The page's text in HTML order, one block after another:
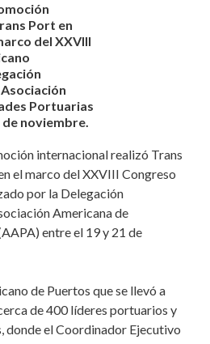
Port en
del XXVIII
Portuarias
de noviembre.
internacional realizó Trans
el marco del XXVIII Congreso
por la Delegación
Americana de
entre el 19 y 21 de
de Puertos que se llevó a
de 400 líderes portuarios y
donde el Coordinador Ejecutivo